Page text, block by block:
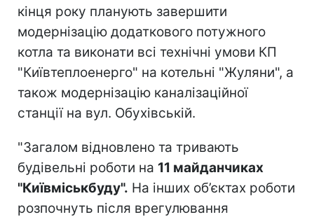
кінця року планують завершити
модернізацію додаткового потужного
котла та виконати всі технічні умови КП
"Київтеплоенерго" на котельні "Жуляни", а
також модернізацію каналізаційної
станції на вул. Обухівській.
"Загалом відновлено та тривають
будівельні роботи на 11 майданчиках
"Київміськбуду". На інших об’єктах роботи
розпочнуть після врегулювання